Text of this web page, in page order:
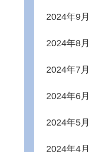
2024年9月
2024年8月
2024年7月
2024年6月
2024年5月
2024年4月